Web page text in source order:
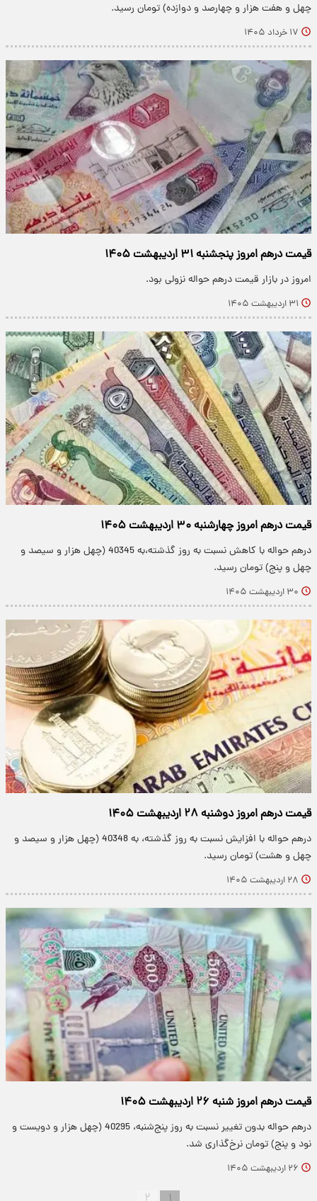
چهل و هفت هزار و چهارصد و دوازده) تومان رسید.
۱۷ خرداد ۱۴۰۵
قیمت درهم امروز پنجشنبه ۳۱ اردیبهشت ۱۴۰۵
امروز در بازار قیمت درهم حواله نزولی بود.
۳۱ اردیبهشت ۱۴۰۵
قیمت درهم امروز چهارشنبه ۳۰ اردیبهشت ۱۴۰۵
درهم حواله با کاهش نسبت به روز گذشته،به 40345 (چهل هزار و سیصد و
چهل و پنج) تومان رسید.
۳۰ اردیبهشت ۱۴۰۵
قیمت درهم امروز دوشنبه ۲۸ اردیبهشت ۱۴۰۵
درهم حواله با افزایش نسبت به روز گذشته، به 40348 (چهل هزار و سیصد و
چهل و هشت) تومان رسید.
۲۸ اردیبهشت ۱۴۰۵
قیمت درهم امروز شنبه ۲۶ اردیبهشت ۱۴۰۵
درهم حواله بدون تغییر نسبت به روز پنج‌شنبه، 40295 (چهل هزار و دویست و
نود و پنج) تومان نرخ‌گذاری شد.
۲۶ اردیبهشت ۱۴۰۵